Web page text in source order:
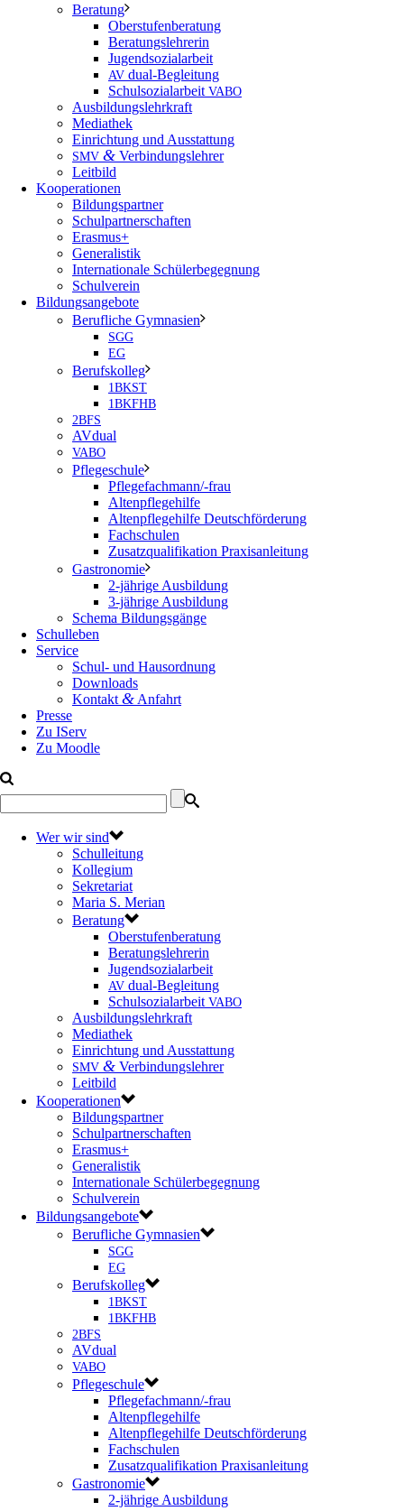
Beratung
Oberstufenberatung
Beratungslehrerin
Jugendsozialarbeit
AV dual-Begleitung
Schulsozialarbeit VABO
Ausbildungslehrkraft
Mediathek
Einrichtung und Ausstattung
SMV & Verbindungslehrer
Leitbild
Kooperationen
Bildungspartner
Schulpartnerschaften
Erasmus+
Generalistik
Internationale Schülerbegegnung
Schulverein
Bildungsangebote
Berufliche Gymnasien
SGG
EG
Berufskolleg
1BKST
1BKFHB
2BFS
AVdual
VABO
Pflegeschule
Pflegefachmann/-frau
Altenpflegehilfe
Altenpflegehilfe Deutschförderung
Fachschulen
Zusatzqualifikation Praxisanleitung
Gastronomie
2-jährige Ausbildung
3-jährige Ausbildung
Schema Bildungsgänge
Schulleben
Service
Schul- und Hausordnung
Downloads
Kontakt & Anfahrt
Presse
Zu IServ
Zu Moodle
Wer wir sind
Schulleitung
Kollegium
Sekretariat
Maria S. Merian
Beratung
Oberstufenberatung
Beratungslehrerin
Jugendsozialarbeit
AV dual-Begleitung
Schulsozialarbeit VABO
Ausbildungslehrkraft
Mediathek
Einrichtung und Ausstattung
SMV & Verbindungslehrer
Leitbild
Kooperationen
Bildungspartner
Schulpartnerschaften
Erasmus+
Generalistik
Internationale Schülerbegegnung
Schulverein
Bildungsangebote
Berufliche Gymnasien
SGG
EG
Berufskolleg
1BKST
1BKFHB
2BFS
AVdual
VABO
Pflegeschule
Pflegefachmann/-frau
Altenpflegehilfe
Altenpflegehilfe Deutschförderung
Fachschulen
Zusatzqualifikation Praxisanleitung
Gastronomie
2-jährige Ausbildung